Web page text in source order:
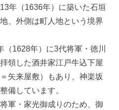
年（1636年）に築いた石垣
、外側は町人地という境界
1628年）に3代将軍・徳川
領した酒井家江戸牛込下屋
矢来屋敷）もあり、神楽坂
備しています。
軍・家光御成りのため、御